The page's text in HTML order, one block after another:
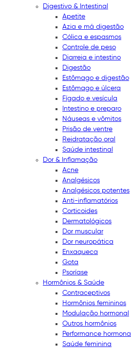
Digestivo & Intestinal
Apetite
Azia e má digestão
Cólica e espasmos
Controle de peso
Diarreia e intestino
Digestão
Estômago e digestão
Estômago e úlcera
Fígado e vesícula
Intestino e preparo
Náuseas e vômitos
Prisão de ventre
Reidratação oral
Saúde intestinal
Dor & Inflamação
Acne
Analgésicos
Analgésicos potentes
Anti-inflamatórios
Corticoides
Dermatológicos
Dor muscular
Dor neuropática
Enxaqueca
Gota
Psoríase
Hormônios & Saúde
Contraceptivos
Hormônios femininos
Modulação hormonal
Outros hormônios
Performance hormonal
Saúde feminina